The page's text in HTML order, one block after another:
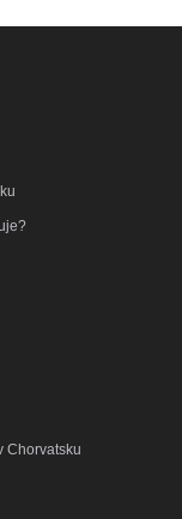
Chorvatsku